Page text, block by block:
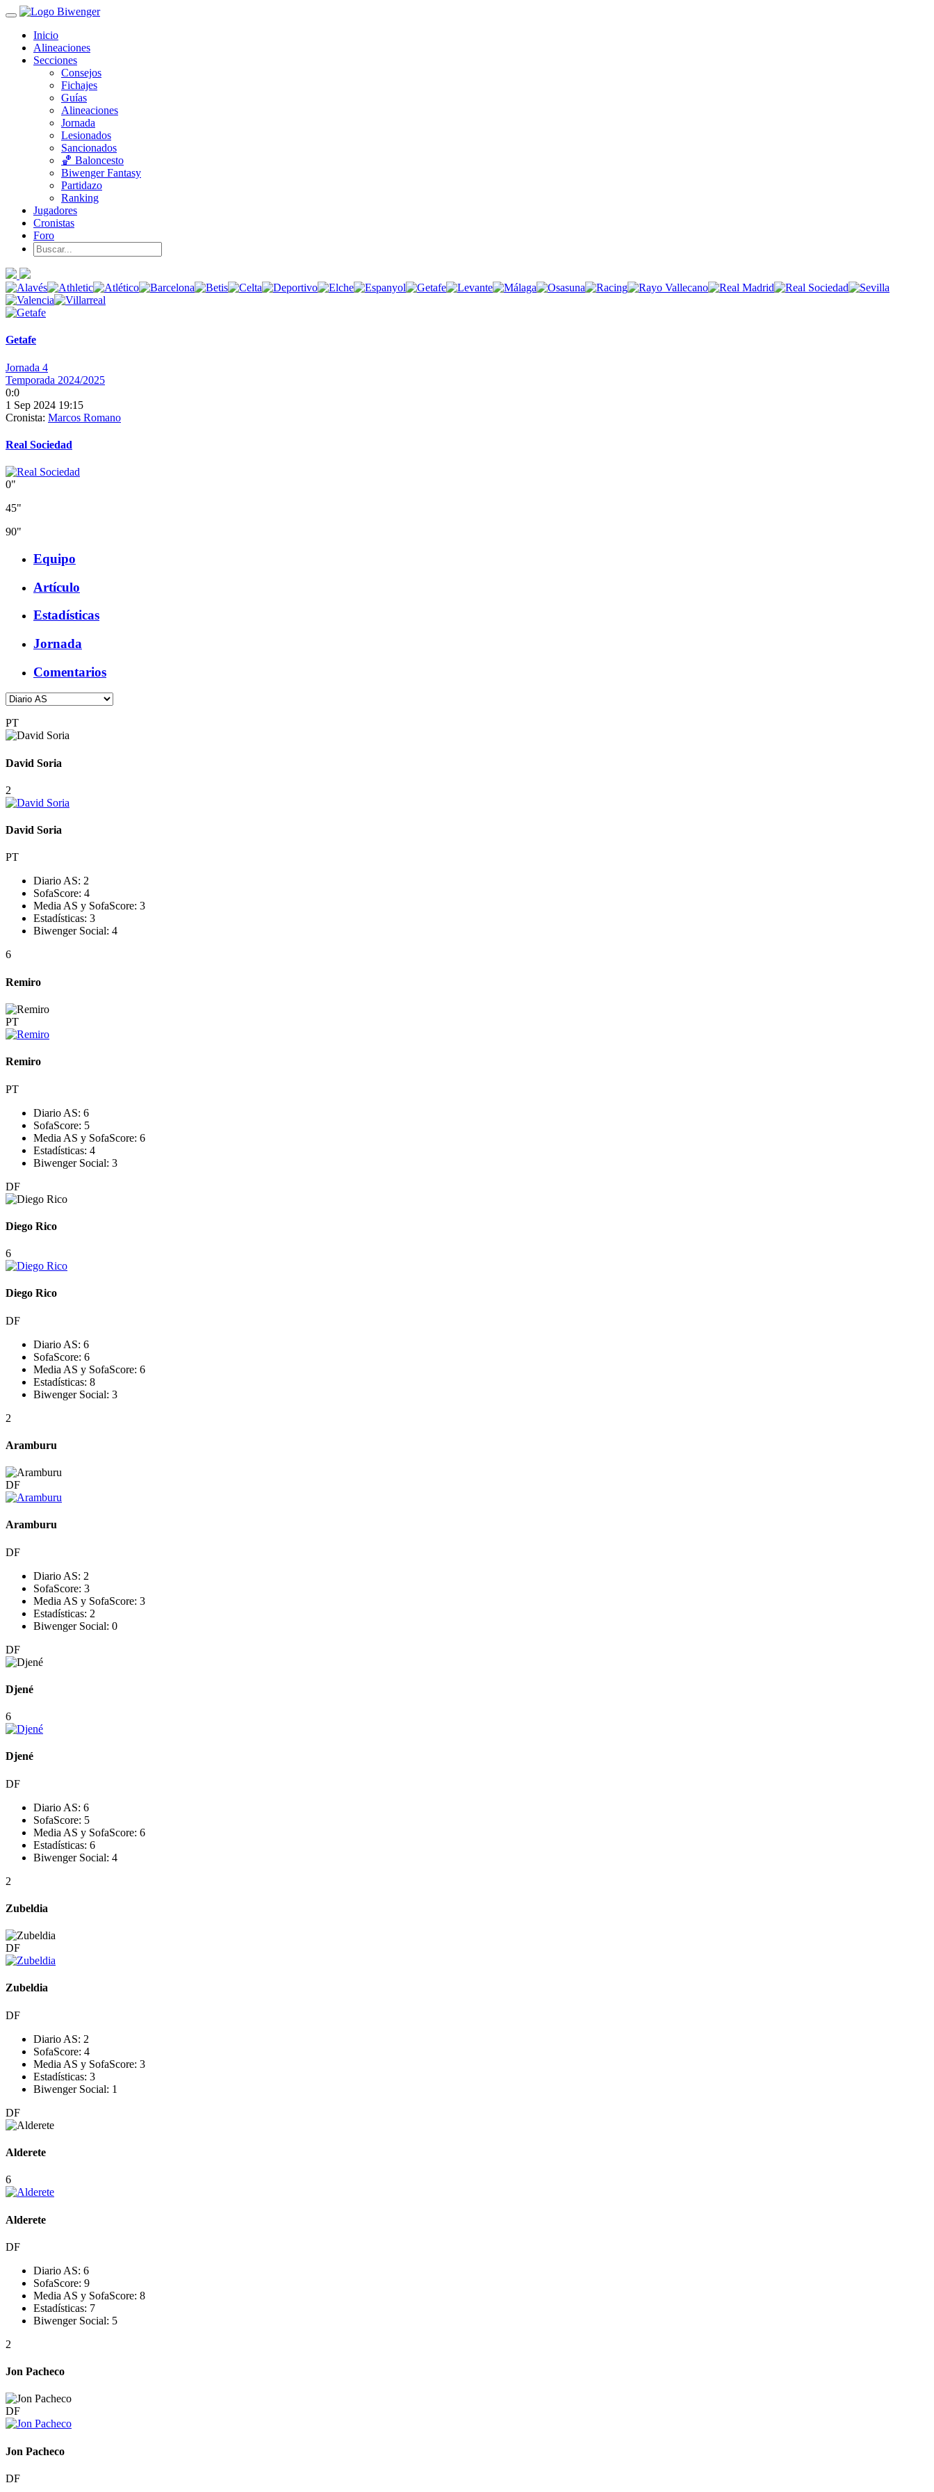
Inicio
Alineaciones
Secciones
Consejos
Fichajes
Guías
Alineaciones
Jornada
Lesionados
Sancionados
🏀 Baloncesto
Biwenger Fantasy
Partidazo
Ranking
Jugadores
Cronistas
Foro
Getafe
Jornada 4
Temporada 2024/2025
0:0
1 Sep 2024 19:15
Cronista: Marcos Romano
Real Sociedad
0"
45"
90"
Equipo
Artículo
Estadísticas
Jornada
Comentarios
PT
David Soria
2
David Soria
PT
Diario AS: 2
SofaScore: 4
Media AS y SofaScore: 3
Estadísticas: 3
Biwenger Social: 4
6
Remiro
PT
Remiro
PT
Diario AS: 6
SofaScore: 5
Media AS y SofaScore: 6
Estadísticas: 4
Biwenger Social: 3
DF
Diego Rico
6
Diego Rico
DF
Diario AS: 6
SofaScore: 6
Media AS y SofaScore: 6
Estadísticas: 8
Biwenger Social: 3
2
Aramburu
DF
Aramburu
DF
Diario AS: 2
SofaScore: 3
Media AS y SofaScore: 3
Estadísticas: 2
Biwenger Social: 0
DF
Djené
6
Djené
DF
Diario AS: 6
SofaScore: 5
Media AS y SofaScore: 6
Estadísticas: 6
Biwenger Social: 4
2
Zubeldia
DF
Zubeldia
DF
Diario AS: 2
SofaScore: 4
Media AS y SofaScore: 3
Estadísticas: 3
Biwenger Social: 1
DF
Alderete
6
Alderete
DF
Diario AS: 6
SofaScore: 9
Media AS y SofaScore: 8
Estadísticas: 7
Biwenger Social: 5
2
Jon Pacheco
DF
Jon Pacheco
DF